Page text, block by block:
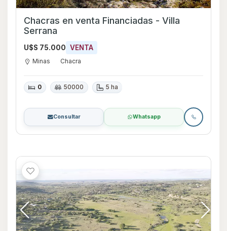
Chacras en venta Financiadas - Villa
Serrana
U$S 75.000 VENTA
Minas Chacra
0 50000 5 ha
Consultar Whatsapp